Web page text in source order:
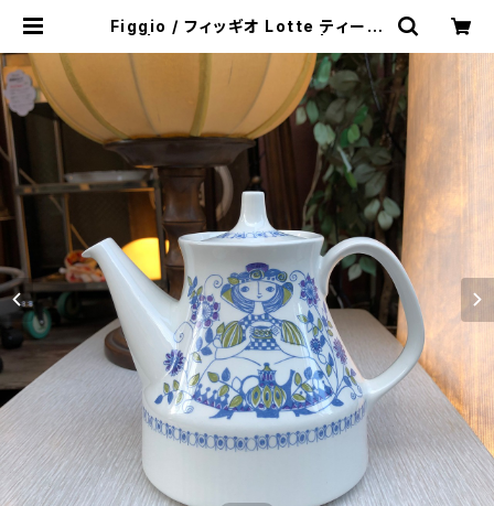
Figgio / フィッギオ Lotte ティーポ
神楽坂のリサイクルショップ・古着